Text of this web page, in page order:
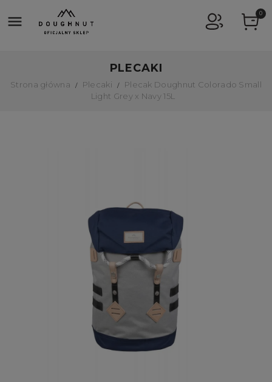
 0
PLECAKI
Strona główna Plecaki
Plecak Doughnut Colorado Small
Light Grey x Navy 15L